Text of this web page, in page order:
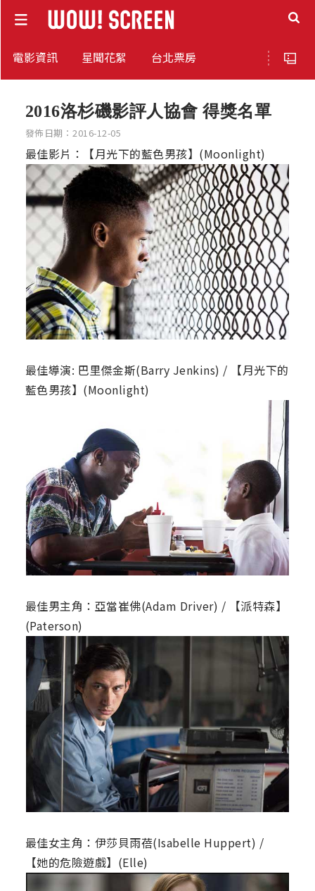
電影資訊 星聞花絮 台北票房
2016洛杉磯影評人協會 得獎名單
發佈日期：2016-12-05
最佳影片：【月光下的藍色男孩】(Moonlight)
最佳導演: 巴里傑金斯(Barry Jenkins) / 【月光下的
藍色男孩】(Moonlight)
最佳男主角：亞當崔佛(Adam Driver) / 【派特森】
(Paterson)
最佳女主角：伊莎貝雨蓓(Isabelle Huppert) /
【她的危險遊戲】(Elle)